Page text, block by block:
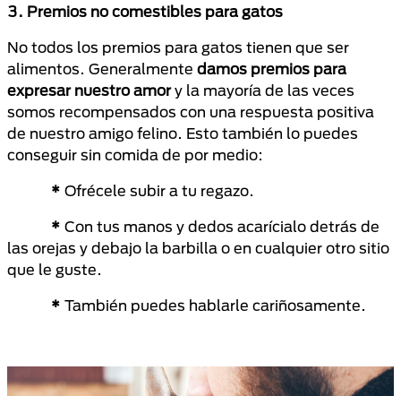
3. Premios no comestibles para gatos
No todos los premios para gatos tienen que ser
alimentos. Generalmente damos premios para
expresar nuestro amory la mayoría de las veces
somos recompensados con una respuesta positiva
de nuestro amigo felino. Esto también lo puedes
conseguir sin comida de por medio:
* Ofrécele subir a tu regazo.
* Con tus manos y dedos acarícialo detrás de
las orejas y debajo la barbilla o en cualquier otro sitio
que le guste.
* También puedes hablarle cariñosamente.